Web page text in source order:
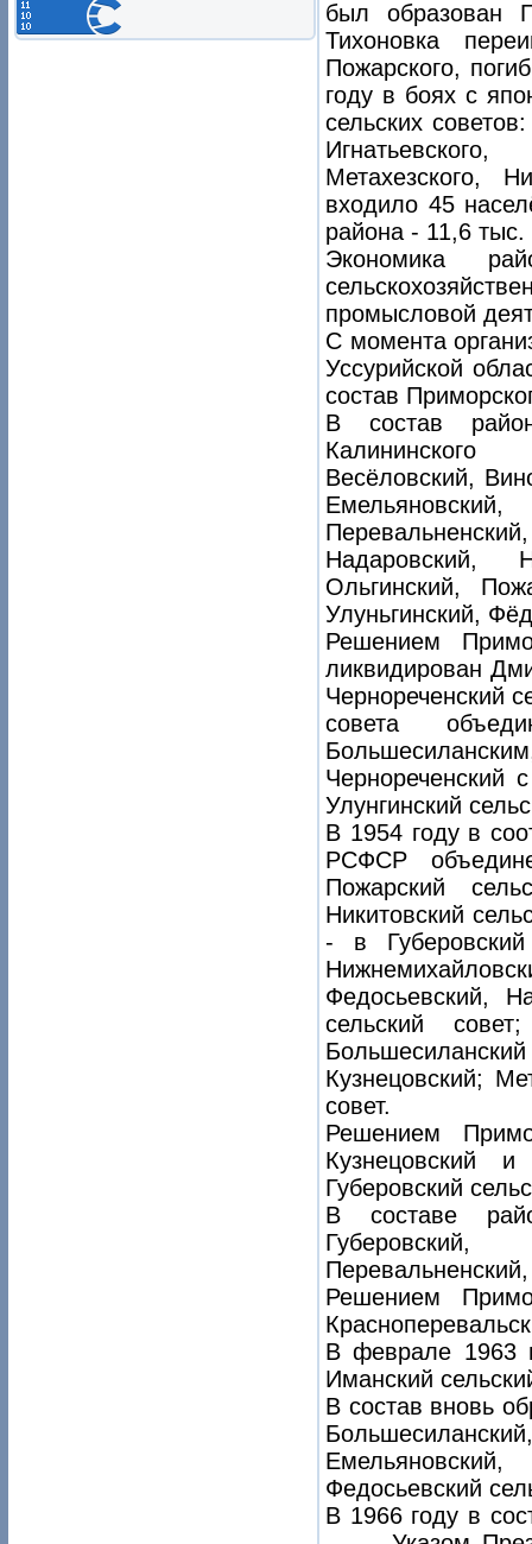
был образован
Тихоновка
Пожарского,
году в боях с
сельских
Метахезского,
входило 45
района - 11,6 тыс.
Экономика
промысловой
С момента
Уссурийской
состав
В состав
Калининского
Весёловский,
Надаровский,
Ольгинский,
Улуньгинский,
Решением
ликвидирован
Чернореченский
совета
Чернореченский
Улунгинский
В 1954 году в
РСФСР
Пожарский
Никитовский
- в Губеровский
Федосьевский,
сельский
Кузнецовский;
совет.
Решением
Кузнецовский
Губеровский
В составе
Решением
В феврале 1963
Иманский
В состав вновь
Федосьевский
В 1966 году в